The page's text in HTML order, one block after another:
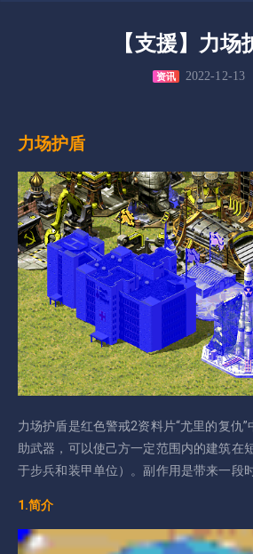
【支援】力场
资讯 2022-12-13
力场护盾
力场护盾是红色警戒2资料片“尤里的复仇
助武器，可以使己方一定范围内的建筑在
于步兵和装甲单位）。副作用是带来一段
1.简介